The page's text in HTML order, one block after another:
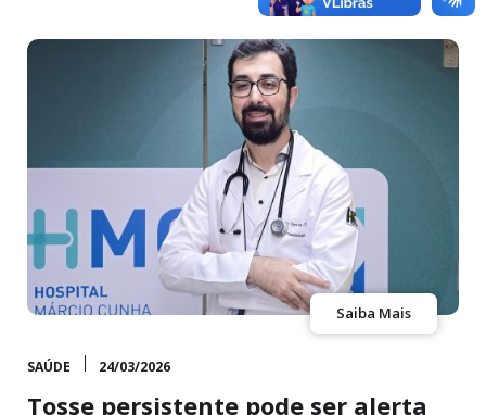
Saiba Mais
SAÚDE 24/03/2026
Tosse persistente pode ser alerta